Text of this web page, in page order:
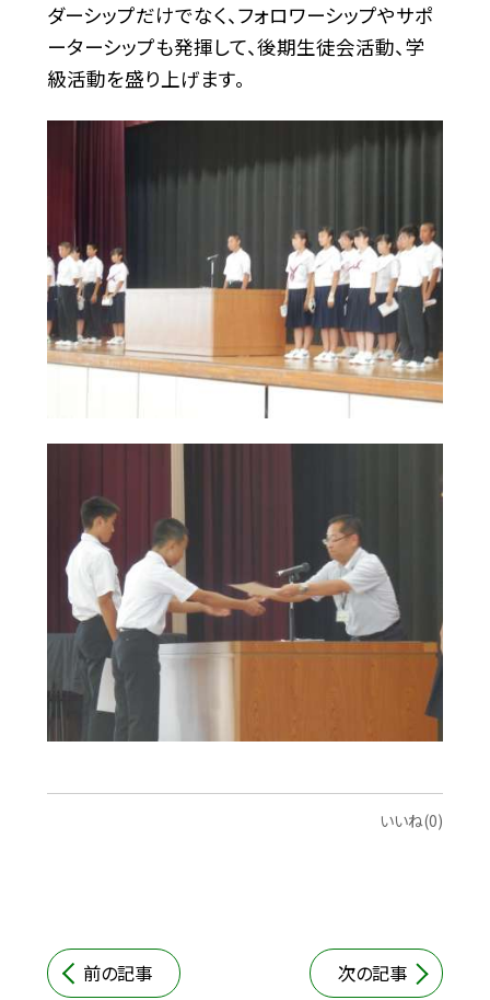
ダーシップだけでなく、フォロワーシップやサポ
ーターシップも発揮して、後期生徒会活動、学
級活動を盛り上げます。
いいね(0)
前の記事 次の記事